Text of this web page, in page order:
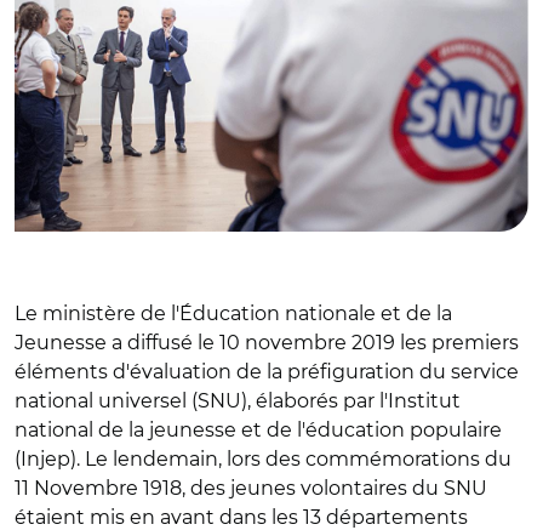
Le ministère de l'Éducation nationale et de la
Jeunesse a diffusé le 10 novembre 2019 les premiers
éléments d'évaluation de la préfiguration du service
national universel (SNU), élaborés par l'Institut
national de la jeunesse et de l'éducation populaire
(Injep). Le lendemain, lors des commémorations du
11 Novembre 1918, des jeunes volontaires du SNU
étaient mis en avant dans les 13 départements